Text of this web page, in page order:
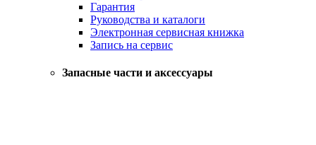
Гарантия
Руководства и каталоги
Электронная сервисная книжка
Запись на сервис
Запасные части и аксессуары